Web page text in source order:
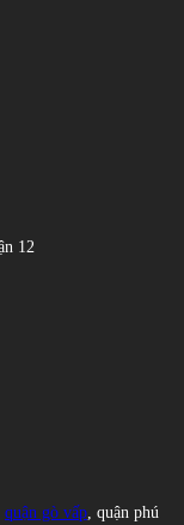
quận gò vấp, quận phú